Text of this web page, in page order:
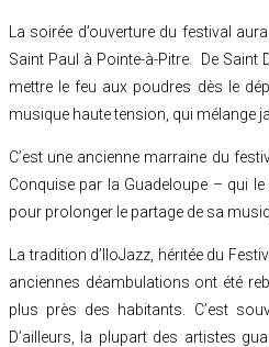
La soirée d’ouverture du festival
Saint Paul à Pointe-à-Pitre. De Saint
mettre le feu aux poudres dès le
musique haute tension, qui mélange
C’est une ancienne marraine du
Conquise par la Guadeloupe – qui
pour prolonger le partage de sa
La tradition d’IloJazz, héritée du
anciennes déambulations ont été
plus près des habitants. C’est
D’ailleurs, la plupart des artistes